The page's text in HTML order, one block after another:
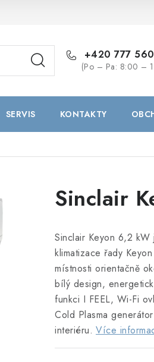
+420 777
(Po – Pa: 8:00 –
SERVIS KONTAKTY
Sinclair
Sinclair Keyon 6,2 kW
klimatizace řady
místnosti orientačně
bílý design,
funkci I FEEL, Wi-Fi
Cold Plasma
interiéru. Více